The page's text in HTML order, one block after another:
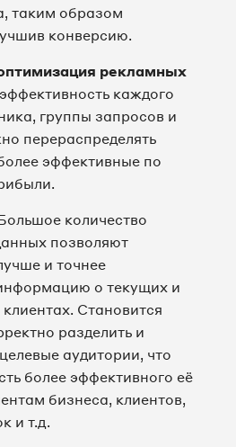
таким образом
конверсию.
рекламных
каждого
группы запросов и
перераспределять
эффективные по
количество
позволяют
и точнее
о текущих и
Становится
разделить и
аудитории, что
более эффективного её
бизнеса, клиентов,
и т.д.